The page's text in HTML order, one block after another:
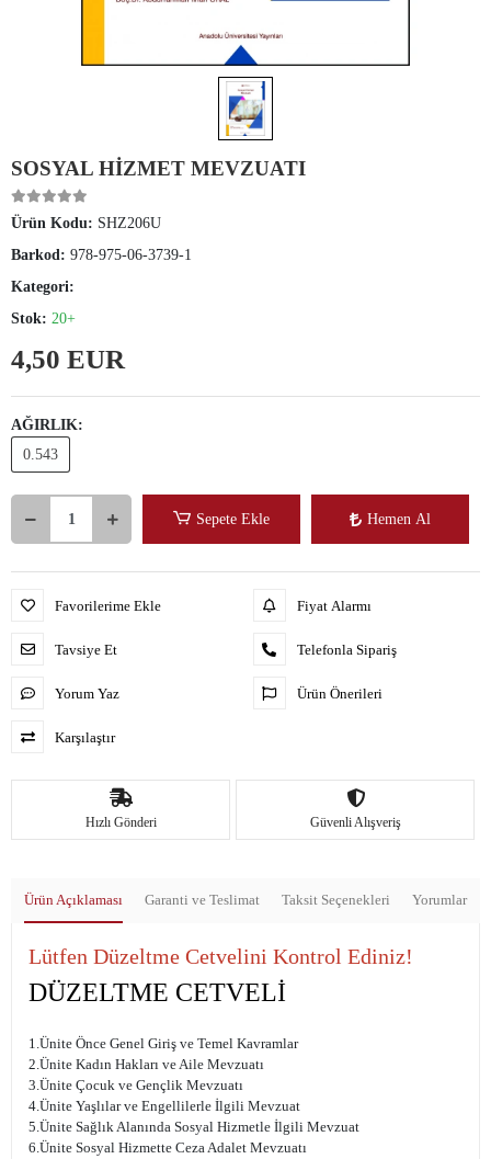
SOSYAL HİZMET MEVZUATI
Ürün Kodu: SHZ206U
Barkod: 978-975-06-3739-1
Kategori:
Stok: 20+
4,50 EUR
AĞIRLIK:
0.543
Sepete Ekle Hemen Al
Favorilerime Ekle
Tavsiye Et
Yorum Yaz
Karşılaştır
Fiyat Alarmı
Telefonla Sipariş
Ürün Önerileri
Hızlı Gönderi Güvenli Alışveriş
Ürün Açıklaması Garanti ve Teslimat Taksit Seçenekleri Yorumlar
Lütfen Düzeltme Cetvelini Kontrol Ediniz!
DÜZELTME CETVELİ
1.Ünite Önce Genel Giriş ve Temel Kavramlar
2.Ünite Kadın Hakları ve Aile Mevzuatı
3.Ünite Çocuk ve Gençlik Mevzuatı
4.Ünite Yaşlılar ve Engellilerle İlgili Mevzuat
5.Ünite Sağlık Alanında Sosyal Hizmetle İlgili Mevzuat
6.Ünite Sosyal Hizmette Ceza Adalet Mevzuatı